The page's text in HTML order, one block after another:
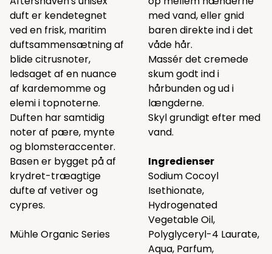
duft er kendetegnet
ved en frisk, maritim
duftsammensætning af
blide citrusnoter,
ledsaget af en nuance
af kardemomme og
elemi i topnoterne.
Duften har samtidig
noter af pære, mynte
og blomsteraccenter.
Basen er bygget på af
krydret-træagtige
dufte af vetiver og
cypres.
Mühle Organic Series
med vand, eller gnid
baren direkte ind i det
våde hår.
Massér det cremede
skum godt ind i
hårbunden og ud i
længderne.
Skyl grundigt efter med
vand.
Ingredienser
Sodium Cocoyl
Isethionate,
Hydrogenated
Vegetable Oil,
Polyglyceryl-4 Laurate,
Aqua, Parfum,